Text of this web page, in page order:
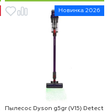
Новинка 2026
Пылесос Dyson g5gr (V15) Detect